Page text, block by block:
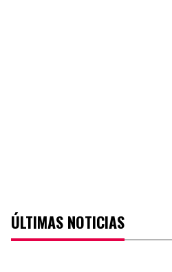
ÚLTIMAS NOTICIAS